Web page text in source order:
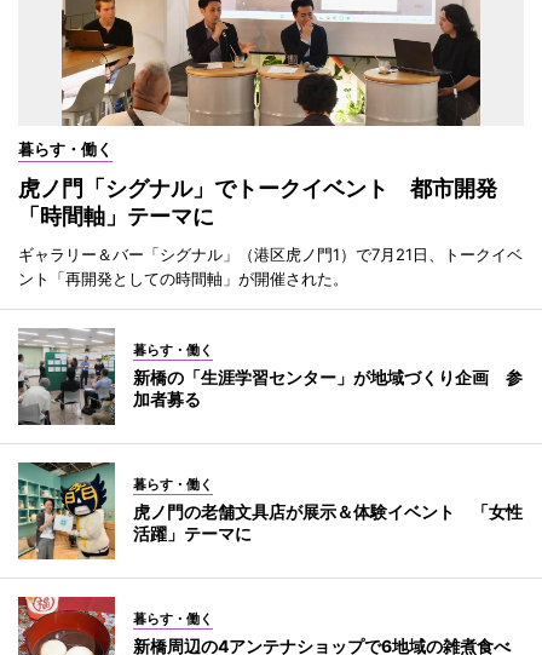
暮らす・働く
虎ノ門「シグナル」でトークイベント 都市開発
「時間軸」テーマに
ギャラリー＆バー「シグナル」（港区虎ノ門1）で7月21日、トークイベ
ント「再開発としての時間軸」が開催された。
暮らす・働く
新橋の「生涯学習センター」が地域づくり企画 参
加者募る
暮らす・働く
虎ノ門の老舗文具店が展示＆体験イベント 「女性
活躍」テーマに
暮らす・働く
新橋周辺の4アンテナショップで6地域の雑煮食べ